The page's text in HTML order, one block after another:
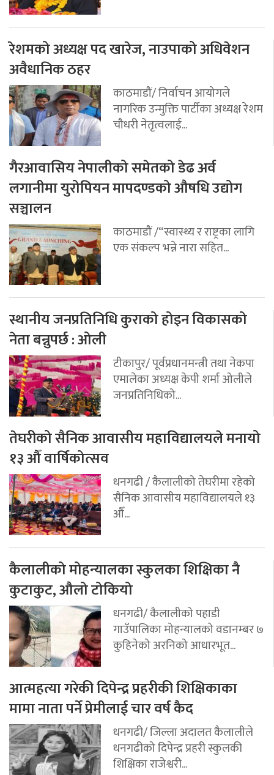
रेशमको अध्यक्ष पद खारेज, नाउपाको अधिवेशन
अवैधानिक ठहर
काठमाडौं/ निर्वाचन आयोगले
नागरिक उन्मुक्ति पार्टीका अध्यक्ष रेशम
चौधरी नेतृत्वलाई...
गैरआवासिय नेपालीको समेतको डेढ अर्व
लगानीमा युरोपियन मापदण्डको औषधि उद्योग
सञ्चालन
काठमाडौं /“स्वास्थ्य र राष्ट्रका लागि
एक संकल्प भन्ने नारा सहित...
स्थानीय जनप्रतिनिधि कुराको होइन विकासको
नेता बन्नुपर्छ : ओली
टीकापुर/ पूर्वप्रधानमन्त्री तथा नेकपा
एमालेका अध्यक्ष केपी शर्मा ओलीले
जनप्रतिनिधिको...
तेघरीको सैनिक आवासीय महाविद्यालयले मनायो
१३ औँ वार्षिकोत्सव
धनगढी / कैलालीको तेघरीमा रहेको
सैनिक आवासीय महाविद्यालयले १३
औँ...
कैलालीको मोहन्यालका स्कुलका शिक्षिका नै
कुटाकुट, औलो टोकियो
धनगढी/ कैलालीको पहाडी
गाउँपालिका मोहन्यालको वडानम्बर ७
कुहिनेको अरनिको आधारभूत...
आत्महत्या गरेकी दिपेन्द्र प्रहरीकी शिक्षिकाका
मामा नाता पर्ने प्रेमीलाई चार वर्ष कैद
धनगढी/ जिल्ला अदालत कैलालीले
धनगढीको दिपेन्द्र प्रहरी स्कुलकी
शिक्षिका राजेश्वरी...